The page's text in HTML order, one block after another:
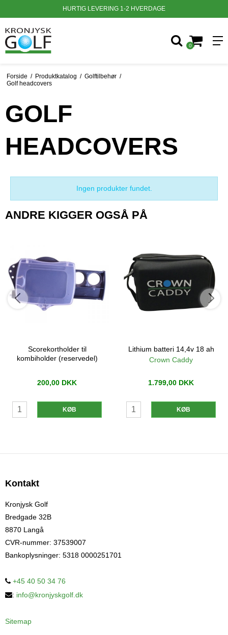
HURTIG LEVERING 1-2 HVERDAGE
0
Forside / Produktkatalog / Golftilbehør /
Golf headcovers
GOLF
HEADCOVERS
Ingen produkter fundet.
ANDRE KIGGER OGSÅ PÅ
Scorekortholder til
kombiholder (reservedel)
200,00 DKK
KØB
Lithium batteri 14,4v 18 ah
Crown Caddy
1.799,00 DKK
KØB
Kontakt
Kronjysk Golf
Bredgade 32B
8870 Langå
CVR-nummer: 37539007
Bankoplysninger: 5318 0000251701
+45 40 50 34 76
: info@kronjyskgolf.dk
Sitemap